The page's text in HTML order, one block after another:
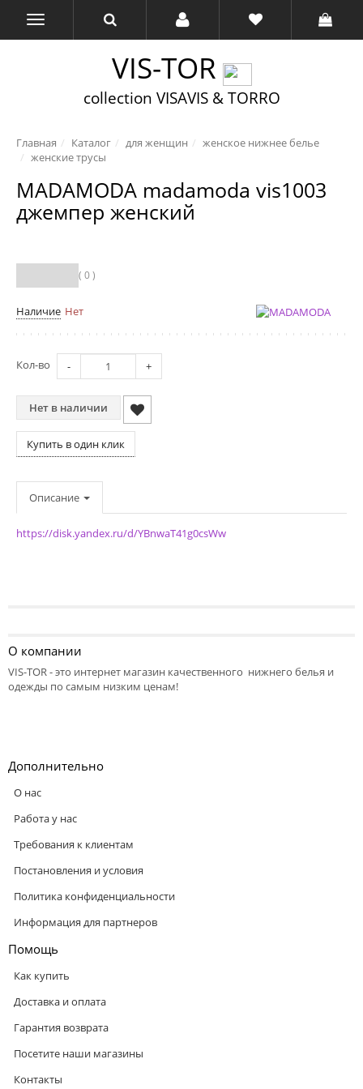
VIS-TOR
collection VISAVIS & TORRO
Главная Каталог для женщин
женское нижнее белье
женские трусы
MADAMODA madamoda vis1003
джемпер женский
( 0 )
Наличие Нет
Кол-во - +
Нет в наличии
Купить в один клик
Описание
https://disk.yandex.ru/d/YBnwaT41g0csWw
О компании
VIS-TOR - это интернет магазин качественного нижнего белья и
одежды по самым низким ценам!
Дополнительно
О нас
Работа у нас
Требования к клиентам
Постановления и условия
Политика конфиденциальности
Информация для партнеров
Помощь
Как купить
Доставка и оплата
Гарантия возврата
Посетите наши магазины
Контакты